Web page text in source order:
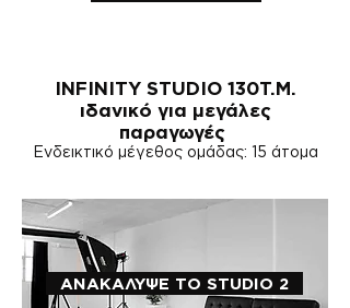
​INFINITY STUDIO 130Τ.Μ.
ιδανικό για μεγάλες
παραγωγές
Ενδεικτικό μέγεθος ομάδας: 15 άτομα
ΑΝΑΚΑΛΥΨΕ ΤΟ STUDIO 2